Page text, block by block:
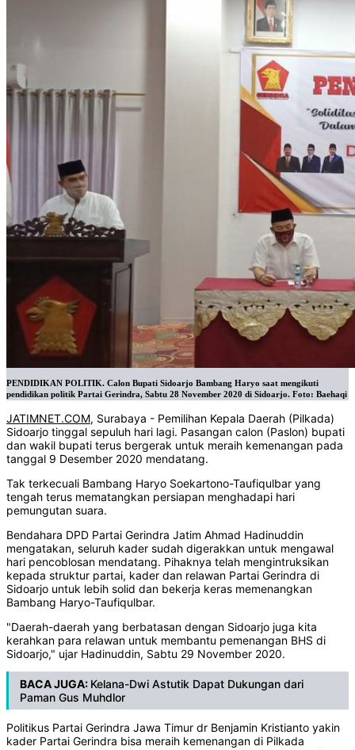
PENDIDIKAN POLITIK. Calon Bupati Sidoarjo Bambang Haryo saat mengikuti
pendidikan politik Partai Gerindra, Sabtu 28 November 2020 di Sidoarjo. Foto: Baehaqi
JATIMNET.COM, Surabaya - Pemilihan Kepala Daerah (Pilkada)
Sidoarjo tinggal sepuluh hari lagi. Pasangan calon (Paslon) bupati
dan wakil bupati terus bergerak untuk meraih kemenangan pada
tanggal 9 Desember 2020 mendatang.
Tak terkecuali Bambang Haryo Soekartono-Taufiqulbar yang
tengah terus mematangkan persiapan menghadapi hari
pemungutan suara.
Bendahara DPD Partai Gerindra Jatim Ahmad Hadinuddin
mengatakan, seluruh kader sudah digerakkan untuk mengawal
hari pencoblosan mendatang. Pihaknya telah mengintruksikan
kepada struktur partai, kader dan relawan Partai Gerindra di
Sidoarjo untuk lebih solid dan bekerja keras memenangkan
Bambang Haryo-Taufiqulbar.
"Daerah-daerah yang berbatasan dengan Sidoarjo juga kita
kerahkan para relawan untuk membantu pemenangan BHS di
Sidoarjo," ujar Hadinuddin, Sabtu 29 November 2020.
BACA JUGA: Kelana-Dwi Astutik Dapat Dukungan dari
Paman Gus Muhdlor
Politikus Partai Gerindra Jawa Timur dr Benjamin Kristianto yakin
kader Partai Gerindra bisa meraih kemenangan di Pilkada